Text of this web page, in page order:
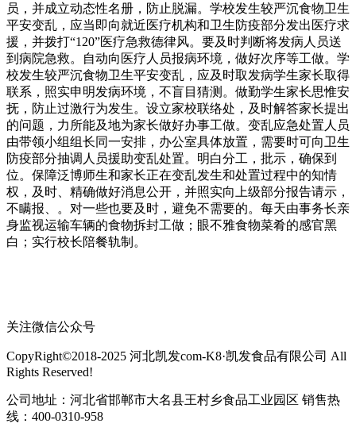
员，并成立动态性名册，防止脱漏。学校发生较严沉食物卫生
平安变乱，应当即向就近医疗机构和卫生防疫部分发出医疗求
援，并拨打“120”医疗急救德律风。要及时判断将发病人员送
到病院急救。自动向医疗人员报病环境，做好次序等工做。学
校发生较严沉食物卫生平安变乱，应及时取发病学生家长取得
联系，照实申明发病环境，不盲目猜测。做勤学生家长思惟安
抚，防止过激行为发生。设立家校联络处，及时解答家长提出
的问题，力所能及地为家长做好办事工做。变乱应急处置人员
由带领小组组长同一安排，办公室具体放置，需要时可向卫生
防疫部分抽调人员援助变乱处置。明白分工，批示，确保到
位。保障泛博师生和家长正在变乱发生和处置过程中的知情
权，及时、精确做好消息公开，并照实向上级部分报告请示，
不瞒报、。对一些也要及时，避免不需要的。每天由事务长亲
身监视运输车辆的食物拆封工做；眼不雅食物菜肴的感官黑
白；实行校长陪餐轨制。
关注微信公众号
CopyRight©2018-2025 河北凯发com-K8·凯发食品有限公司 All
Rights Reserved!
公司地址：河北省邯郸市大名县王村乡食品工业园区 销售热
线：400-0310-958